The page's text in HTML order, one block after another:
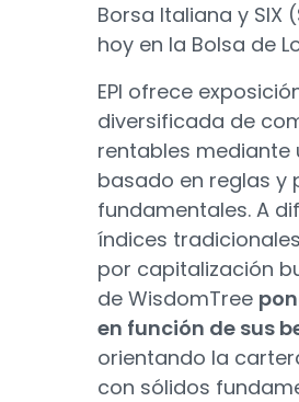
Borsa Italiana y SIX
hoy en la Bolsa de
EPI ofrece
diversificada de
rentables mediante
basado en reglas y
fundamentales. A
índices
por capitalización
de WisdomTree
en función de sus
orientando la
con sólidos